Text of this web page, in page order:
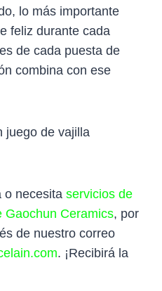
lo más importante
feliz durante cada
de cada puesta de
combina con ese
juego de vajilla
o necesita servicios de
Gaochun Ceramics, por
de nuestro correo
. ¡Recibirá la